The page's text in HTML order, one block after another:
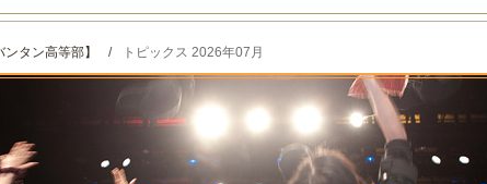
タン高等部】 / トピックス 2026年07月